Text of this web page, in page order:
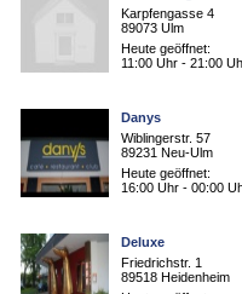
Karpfengasse 4
89073 Ulm
Heute geöffnet:
11:00 Uhr - 21:00
Danys
Wiblingerstr. 57
89231 Neu-Ulm
Heute geöffnet:
16:00 Uhr - 00:00
Deluxe
Friedrichstr. 1
89518 Heidenheim